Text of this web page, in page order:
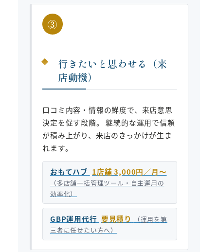
③
行きたいと思わせる（来
店動機）
口コミ内容・情報の鮮度で、来店意思
決定を促す段階。 継続的な運用で信頼
が積み上がり、来店のきっかけが生ま
れます。
おもてハブ 1店舗 3,000円／月〜
（多店舗一括管理ツール・自主運用の
効率化）
GBP運用代行 要見積り
（運用を第
三者に任せたい方へ）